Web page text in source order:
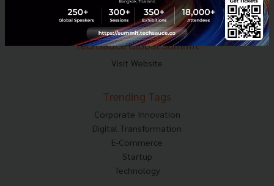
ส่งบทความ
Techsauce Global Summit
Visit Website
Trending Tags
Corporate Innovation
Digital Transformation
E-Commerce
Startup
Technology